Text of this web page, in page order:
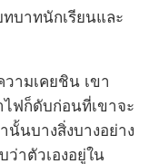
บาทนักเรียนและ
วามเคยชิน เขา
ฟก็ดับก่อนที่เขาจะ
นั้นบางสิ่งบางอย่าง
ว่าตัวเองอยู่ใน